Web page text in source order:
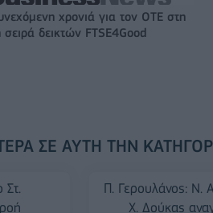
χρονιά για τον ΟΤΕ στη
σειρά δεικτών FTSE4Good
ΣΕ ΑΥΤΉ ΤΗΝ
Στ.
Π. Γερουλάνος: Ν.
Χ. Δούκας